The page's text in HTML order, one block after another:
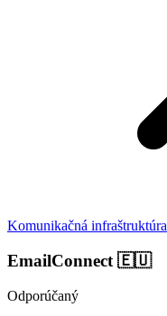
Komunikačná infraštruktúra
EmailConnect 🇪🇺
Odporúčaný